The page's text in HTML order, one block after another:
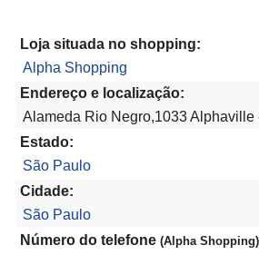
Loja situada no shopping:
Alpha Shopping
Endereço e localização:
Alameda Rio Negro,1033 Alphaville
Estado:
São Paulo
Cidade:
São Paulo
Número do telefone (Alpha Shopping)